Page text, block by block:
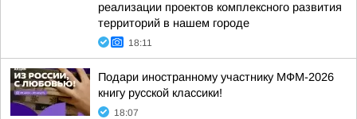
реализации проектов комплексного развития
территорий в нашем городе
18:11
Подари иностранному участнику МФМ-2026
книгу русской классики!
18:07